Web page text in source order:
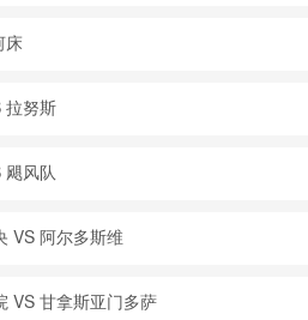
床
拉努斯
飓风队
VS 阿尔多斯维
VS 甘拿斯亚门多萨